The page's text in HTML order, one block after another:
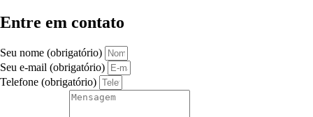
Entre em contato
Seu nome (obrigatório)
Seu e-mail (obrigatório)
Telefone (obrigatório)